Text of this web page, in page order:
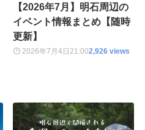
【2026年7月】明石周辺の
イベント情報まとめ【随時
更新】
2026年7月4日21:002,926 views